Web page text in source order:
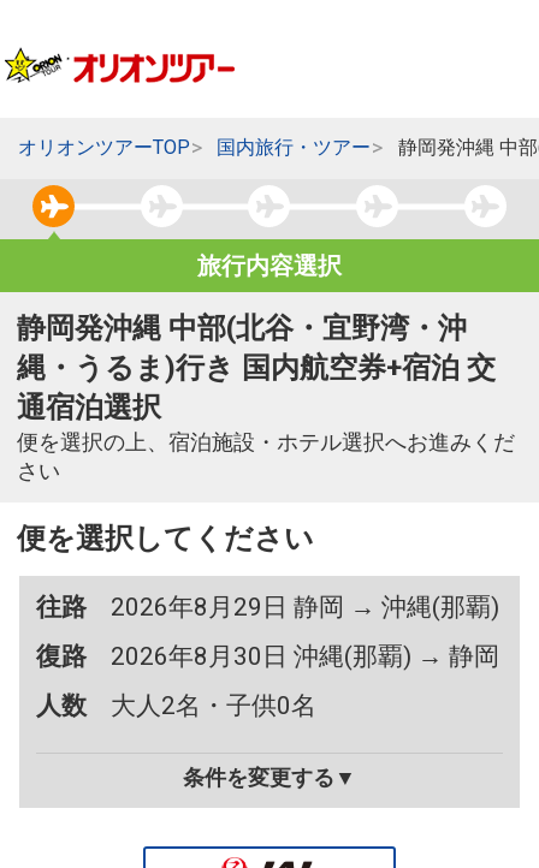
オリオンツアーTOP 国内旅行・ツアー 静岡発沖縄 中
旅行内容選択
静岡発沖縄 中部(北谷・宜野湾・沖
縄・うるま)行き 国内航空券+宿泊 交
通宿泊選択
便を選択の上、宿泊施設・ホテル選択へお進みくだ
さい
便を選択してください
往路
2026年8月29日 静岡 → 沖縄(那覇)
復路
2026年8月30日 沖縄(那覇) → 静岡
人数
大人2名・子供0名
条件を変更する▼